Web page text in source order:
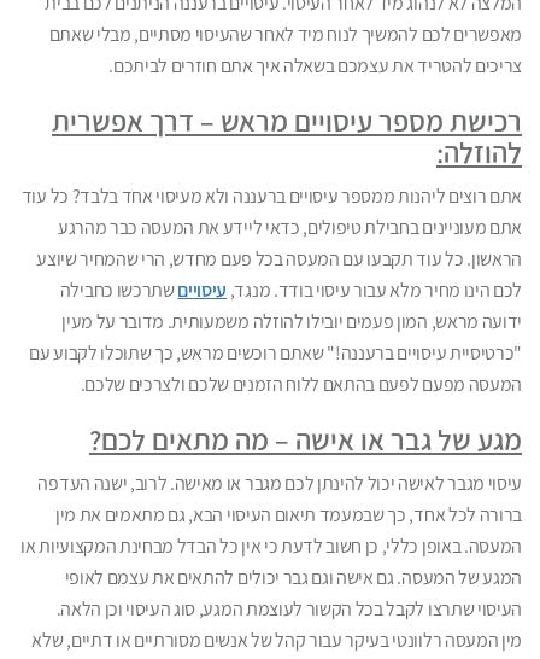
מאפשרים לכם להמשיך לנוח מיד לאחר שהעיסוי מסתיים, מבלי שאתם
צריכים להטריד את עצמכם בשאלה איך אתם חוזרים לביתכם.
רכישת מספר עיסויים מראש – דרך אפשרית
להוזלה:
אתם רוצים ליהנות ממספר עיסויים ברעננה ולא מעיסוי אחד בלבד? כל עוד
אתם מעוניינים בחבילת טיפולים, כדאי ליידע את המעסה כבר מהרגע
הראשון. כל עוד תקבעו עם המעסה בכל פעם מחדש, הרי שהמחיר שיוצע
לכם הינו מחיר מלא עבור עיסוי בודד. מנגד, עיסוייםשתרכשו כחבילה
ידועה מראש, המון פעמים יובילו להוזלה משמעותית. מדובר על מעין
"כרטיסיית עיסויים ברעננה!" שאתם רוכשים מראש, כך שתוכלו לקבוע עם
המעסה מפעם לפעם בהתאם ללוח הזמנים שלכם ולצרכים שלכם.
מגע של גבר או אישה – מה מתאים לכם?
עיסוי מגבר לאישה יכול להינתן לכם מגבר או מאישה. לרוב, ישנה העדפה
ברורה לכל אחד, כך שבמעמד תיאום העיסוי הבא, גם מתאמים את מין
המעסה. באופן כללי, כן חשוב לדעת כי אין כל הבדל מבחינת המקצועיות או
המגע של המעסה. גם אישה וגם גבר יכולים להתאים את עצמם לאופי
העיסוי שתרצו לקבל בכל הקשור לעוצמת המגע, סוג העיסוי וכן הלאה.
מין המעסה רלוונטי בעיקר עבור קהל של אנשים מסורתיים או דתיים, שלא